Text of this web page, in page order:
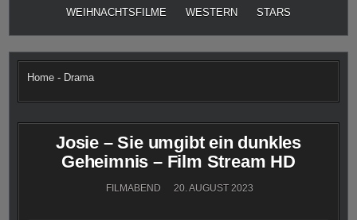
WEIHNACHTSFILME WESTERN STARS
Home - Drama
Josie – Sie umgibt ein dunkles
Geheimnis – Film Stream HD
FILMABEND 20. AUGUST 2023